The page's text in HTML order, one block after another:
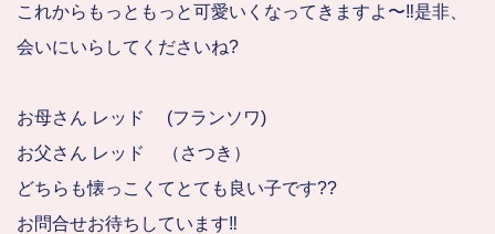
これからもっともっと可愛いくなってきますよ〜‼️是非、
会いにいらしてくださいね?
お母さん レッド (フランソワ)
お父さん レッド （さつき）
どちらも懐っこくてとても良い子です??
お問合せお待ちしています‼️